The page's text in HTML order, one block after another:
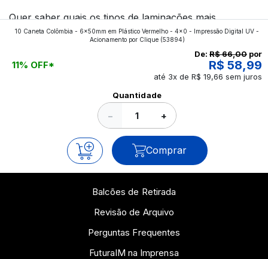
Quer saber quais os tipos de laminações mais
aplicados nos impressos da gráfica FuturaIM? Então,
continue a leitura que vamos revelar para você!
10 Caneta Colômbia - 6x50mm em Plástico Vermelho - 4x0 - Impressão Digital UV -
Acionamento por Clique(53894)
11% OFF*
De: R$ 66,00 por
R$ 58,99
até 3x de R$ 19,66 sem juros
Quantidade
− +
Comprar
Balcões de Retirada
Revisão de Arquivo
Perguntas Frequentes
FuturaIM na Imprensa